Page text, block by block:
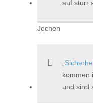
auf sturr
Jochen
kommen
und sind